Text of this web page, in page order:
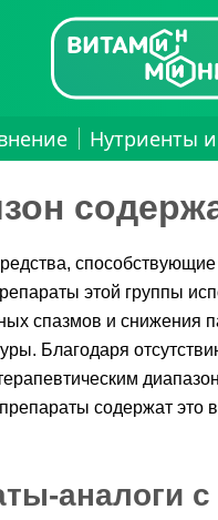
Нутриенты
этой группы
спазмов и снижения
Благодаря
содержат это
аналоги